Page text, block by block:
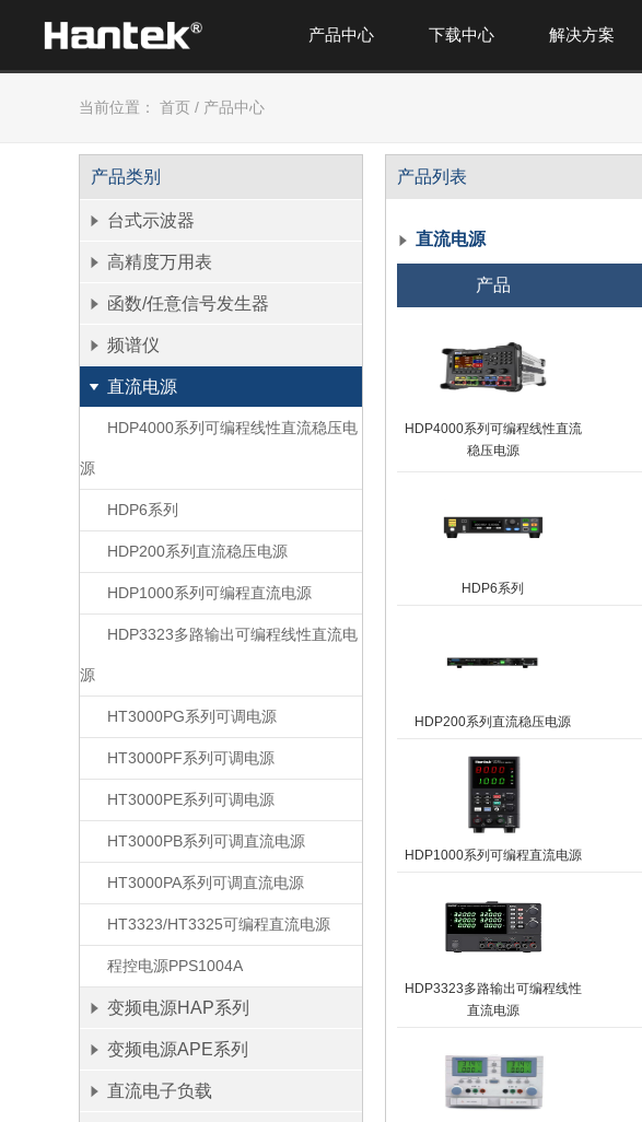
解决方案
下载中心
产品中心
当前位置： 首页 / 产品中心
产品类别
台式示波器
高精度万用表
函数/任意信号发生器
频谱仪
直流电源
HDP4000系列可编程线性直流稳压电
源
HDP6系列
HDP200系列直流稳压电源
HDP1000系列可编程直流电源
HDP3323多路输出可编程线性直流电
源
HT3000PG系列可调电源
HT3000PF系列可调电源
HT3000PE系列可调电源
HT3000PB系列可调直流电源
HT3000PA系列可调直流电源
HT3323/HT3325可编程直流电源
程控电源PPS1004A
变频电源HAP系列
变频电源APE系列
直流电子负载
产品列表
直流电源
产品
HDP4000系列可编程线性直流
稳压电源
HDP6系列
HDP200系列直流稳压电源
HDP1000系列可编程直流电源
HDP3323多路输出可编程线性
直流电源